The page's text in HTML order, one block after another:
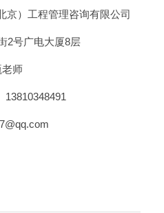
京）工程管理咨询有限公司
2号广电大厦8层
师
13810348491